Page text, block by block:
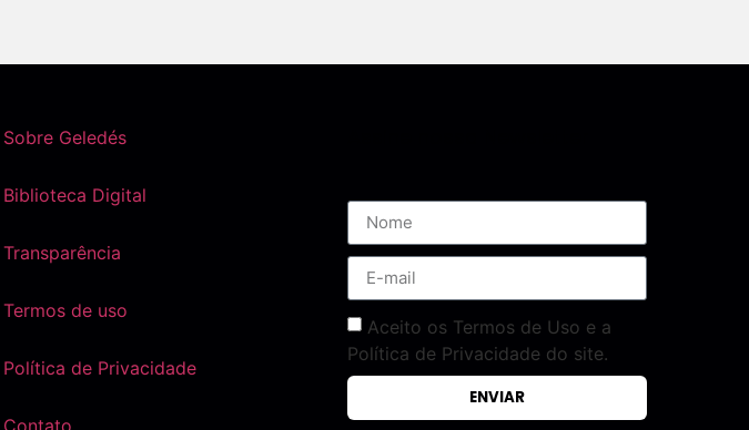
Sobre Geledés
Biblioteca Digital
Transparência
Termos de uso
Política de Privacidade
Contato
Aceito os Termos de Uso e a
Política de Privacidade do site.
ENVIAR